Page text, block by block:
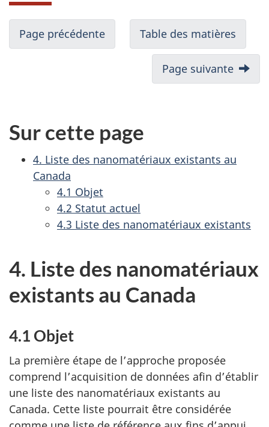
Page précédente Table des matières
Page suivante
Sur cette page
4. Liste des nanomatériaux existants au
Canada
4.1 Objet
4.2 Statut actuel
4.3 Liste des nanomatériaux existants
4. Liste des nanomatériaux
existants au Canada
4.1 Objet
La première étape de l’approche proposée
comprend l’acquisition de données afin d’établir
une liste des nanomatériaux existants au
Canada. Cette liste pourrait être considérée